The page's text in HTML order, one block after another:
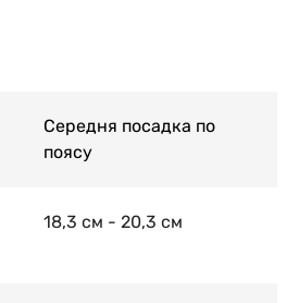
Середня посадка по
поясу
18,3 см - 20,3 см